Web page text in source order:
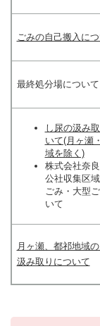
ごみの自己搬入に
最終処分場について
し尿の汲み
いて(月ヶ瀬
域を除く)
株式会社奈
公社収集区
ごみ・大型
いて
月ヶ瀬、都祁地域
汲み取りについて